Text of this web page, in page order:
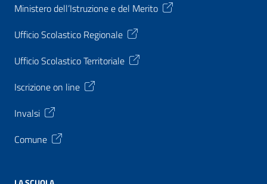
Ministero dell’Istruzione e del Merito
Ufficio Scolastico Regionale
Ufficio Scolastico Territoriale
Iscrizione on line
Invalsi
Comune